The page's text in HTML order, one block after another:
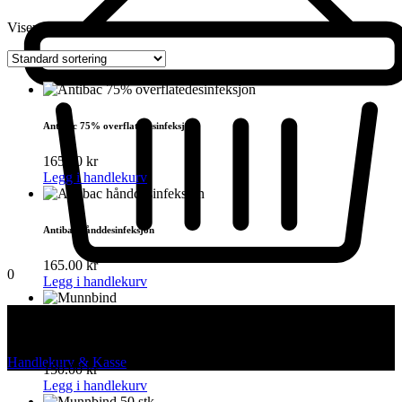
0
Handlekurv & Kasse
Viser alle 4 resultater
Antibac 75% overflatedesinfeksjon
165.00 kr
Legg i handlekurv
Antibac hånddesinfeksjon
165.00kr
Legg i handlekurv
150.00kr
Legg i handlekurv